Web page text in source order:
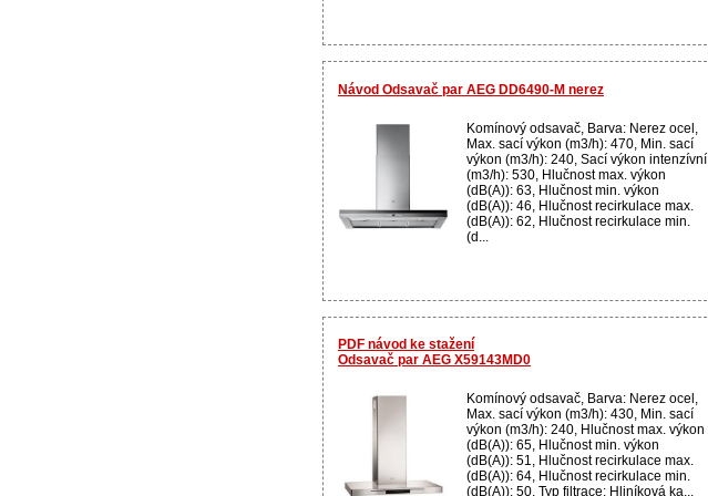
Návod Odsavač par AEG DD6490-M nerez
Komínový odsavač, Barva: Nerez ocel,
Max. sací výkon (m3/h): 470, Min. sací
výkon (m3/h): 240, Sací výkon intenzívní
(m3/h): 530, Hlučnost max. výkon
(dB(A)): 63, Hlučnost min. výkon
(dB(A)): 46, Hlučnost recirkulace max.
(dB(A)): 62, Hlučnost recirkulace min.
(d...
PDF návod ke stažení
Odsavač par AEG X59143MD0
Komínový odsavač, Barva: Nerez ocel,
Max. sací výkon (m3/h): 430, Min. sací
výkon (m3/h): 240, Hlučnost max. výkon
(dB(A)): 65, Hlučnost min. výkon
(dB(A)): 51, Hlučnost recirkulace max.
(dB(A)): 64, Hlučnost recirkulace min.
(dB(A)): 50, Typ filtrace: Hliníková ka...